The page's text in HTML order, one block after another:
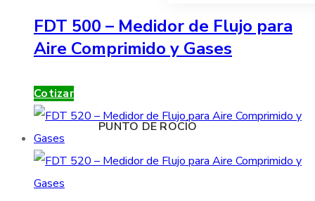
PUNTO DE ROCÍO
FDT 500 – Medidor de Flujo para
Aire Comprimido y Gases
Cotizar